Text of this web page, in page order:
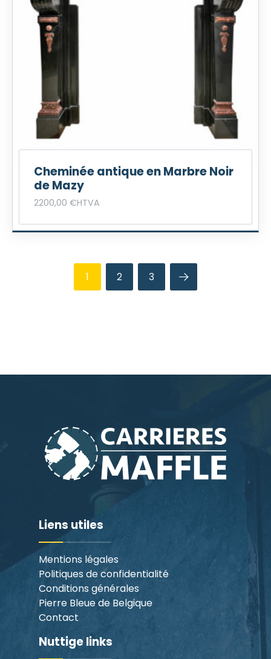
Cheminée antique en Marbre Noir
de Mazy
2200,00 €HTVA
1 2 3
Liens utiles
Mentions légales
Politiques de confidentialité
Conditions générales
Pierre Bleue de Belgique
Contact
Nuttige links